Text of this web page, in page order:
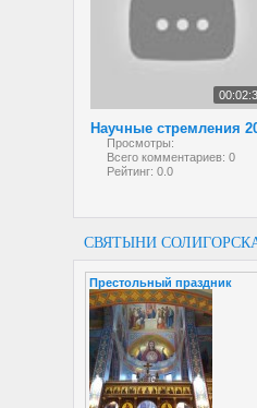
Научные стремления
Просмотры:
Всего комментариев: 0
Рейтинг: 0.0
СВЯТЫНИ
Престольный праздник